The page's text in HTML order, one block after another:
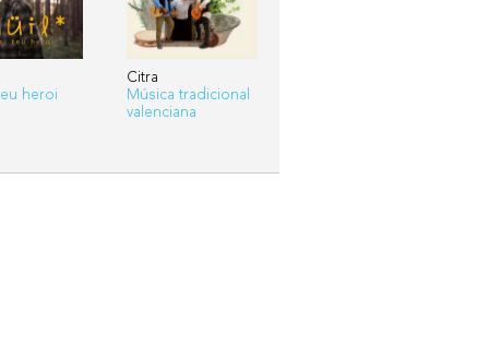
heroi
Citra
Música tradicional
valenciana